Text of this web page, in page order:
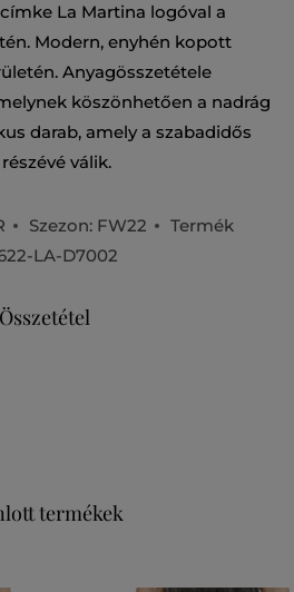
La Martina logóval a
Modern, enyhén kopott
Anyagösszetétele
köszönhetően a nadrág
darab, amely a szabadidős
válik.
Szezon: FW22
Termék
LA-D7002
Összetétel
termékek